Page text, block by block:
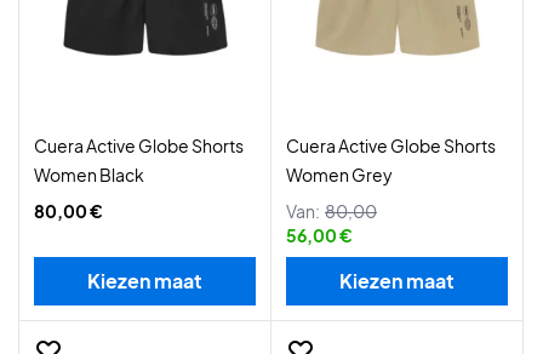
Cuera Active Globe Shorts
Women Black
80,00 €
Kiezen maat
Cuera Active Globe Shorts
Women Grey
Van: 80,00
56,00 €
Kiezen maat